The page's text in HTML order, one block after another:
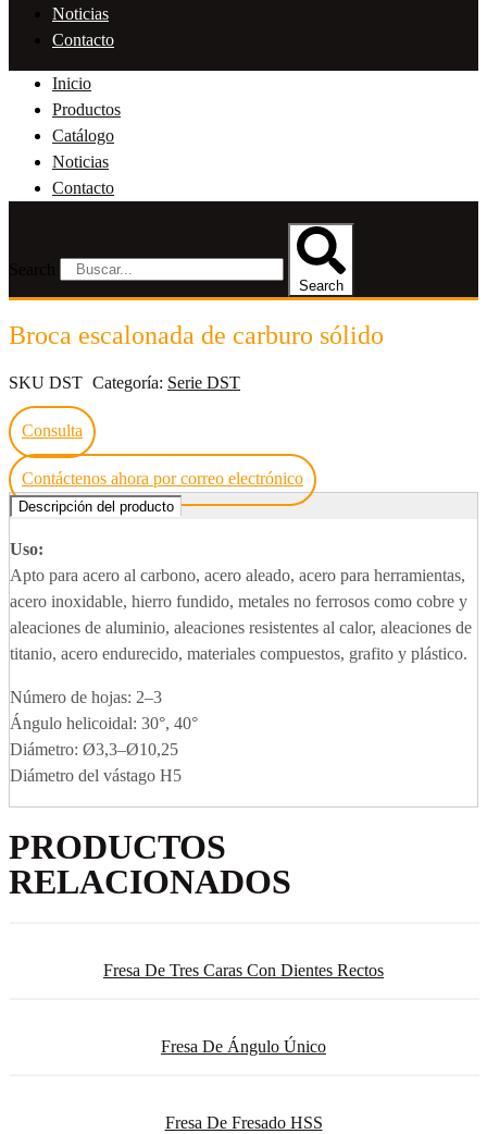
Noticias
Contacto
Inicio
Productos
Catálogo
Noticias
Contacto
Search
Broca escalonada de carburo sólido
SKU DST Categoría: Serie DST
Consulta
Contáctenos ahora por correo electrónico
Descripción del producto
Uso:
Apto para acero al carbono, acero aleado, acero para herramientas,
acero inoxidable, hierro fundido, metales no ferrosos como cobre y
aleaciones de aluminio, aleaciones resistentes al calor, aleaciones de
titanio, acero endurecido, materiales compuestos, grafito y plástico.
Número de hojas: 2–3
Ángulo helicoidal: 30°, 40°
Diámetro: Ø3,3–Ø10,25
Diámetro del vástago H5
PRODUCTOS
RELACIONADOS
Fresa De Tres Caras Con Dientes Rectos
Fresa De Ángulo Único
Fresa De Fresado HSS